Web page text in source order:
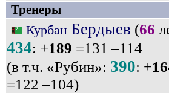
Тренеры
Курбан Бердыев (66
434: +189 =131 –114
(в т.ч. «Рубин»: 390: +
=122 –104)